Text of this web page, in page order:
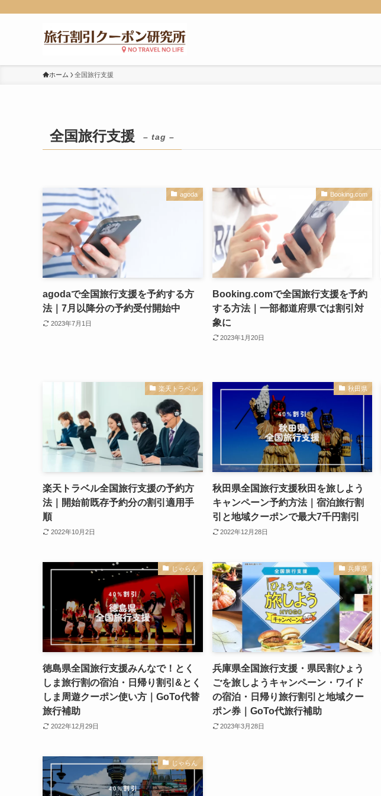
ホーム 全国旅行支援
全国旅行支援 – tag –
agoda
agodaで全国旅行支援を予約する方
法｜7月以降分の予約受付開始中
2023年7月1日
Booking.com
Booking.comで全国旅行支援を予約
する方法｜一部都道府県では割引対
象に
2023年1月20日
楽天トラベル
楽天トラベル全国旅行支援の予約方
法｜開始前既存予約分の割引適用手
順
2022年10月2日
秋田県
秋田県全国旅行支援秋田を旅しよう
キャンペーン予約方法｜宿泊旅行割
引と地域クーポンで最大7千円割引
2022年12月28日
じゃらん
徳島県全国旅行支援みんなで！とく
しま旅行割の宿泊・日帰り割引&とく
しま周遊クーポン使い方｜GoTo代替
旅行補助
2022年12月29日
兵庫県
兵庫県全国旅行支援・県民割ひょう
ごを旅しようキャンペーン・ワイド
の宿泊・日帰り旅行割引と地域クー
ポン券｜GoTo代旅行補助
2023年3月28日
じゃらん